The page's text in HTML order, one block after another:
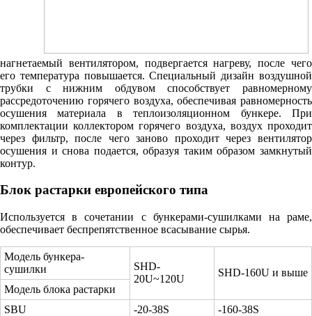
нагнетаемый вентилятором, подвергается нагреву, после чего
его температура повышается. Специальный дизайн воздушной
трубки с нижним обдувом способствует равномерному
рассредоточению горячего воздуха, обеспечивая равномерность
осушения материала в теплоизоляционном бункере. При
комплектации коллектором горячего воздуха, воздух проходит
через фильтр, после чего заново проходит через вентилятор
осушения и снова подается, образуя таким образом замкнутый
контур.
Блок растарки европейского типа
Используется в сочетании с бункерами-сушилками на раме,
обеспечивает беспрепятственное всасывание сырья.
Модель бункера-
сушилки
SHD-
20U~120U
SHD-160U и выше
Модель блока растарки
SBU
-20-38S
-160-38S